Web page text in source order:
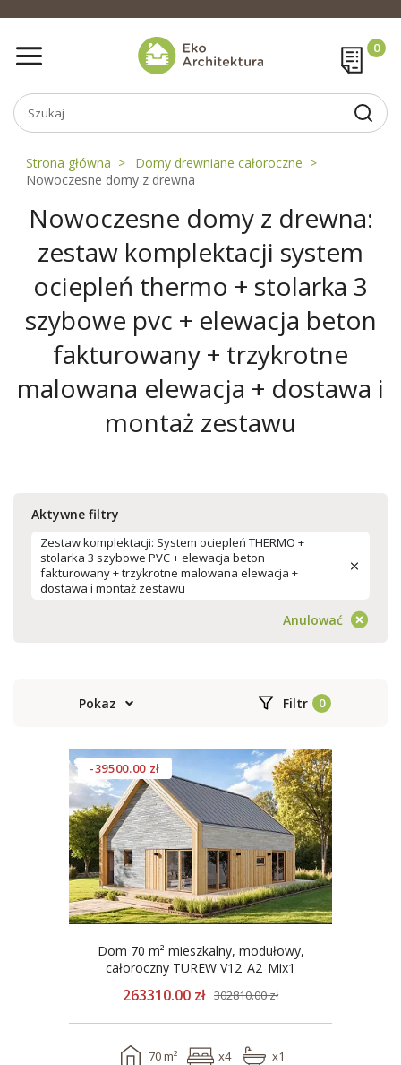
Strona główna
Domy drewniane całoroczne
Nowoczesne domy z drewna
Nowoczesne domy z drewna:
zestaw komplektacji system
ociepleń thermo + stolarka 3
szybowe pvc + elewacja beton
fakturowany + trzykrotne
malowana elewacja + dostawa i
montaż zestawu
Aktywne filtry
Zestaw komplektacji: System ociepleń THERMO +
stolarka 3 szybowe PVC + elewacja beton
fakturowany + trzykrotne malowana elewacja +
dostawa i montaż zestawu
Anulować
Pokaz Filtr
-39500.00 zł
Dom 70 m² mieszkalny, modułowy,
całoroczny TUREW V12_A2_Mix1
263310.00 zł 302810.00 zł
70 m² x4 x1